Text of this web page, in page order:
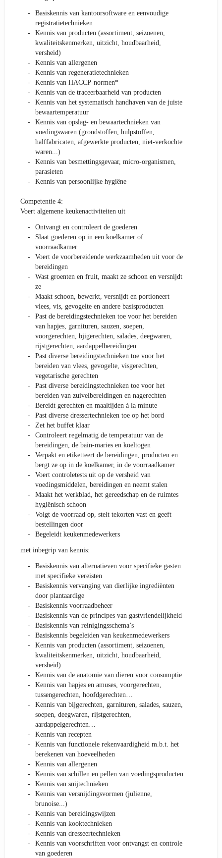
Basiskennis van kantoorsoftware en eenvoudige
registratietechnieken
Kennis van producten (assortiment, seizoenen,
kwaliteitskenmerken, uitzicht, houdbaarheid,
versheid)
Kennis van allergenen
Kennis van regeneratietechnieken
Kennis van HACCP-normen*
Kennis van de traceerbaarheid van producten
Kennis van het systematisch handhaven van de juiste
bewaartemperatuur
Kennis van opslag- en bewaartechnieken van
voedingswaren (grondstoffen, hulpstoffen,
halffabricaten, afgewerkte producten, niet-verkochte
waren...)
Kennis van besmettingsgevaar, micro-organismen,
parasieten
Kennis van persoonlijke hygiëne
Competentie 4:
Voert algemene keukenactiviteiten uit
Ontvangt en controleert de goederen
Slaat goederen op in een koelkamer of
voorraadkamer
Voert de voorbereidende werkzaamheden uit voor de
bereidingen
Wast groenten en fruit, maakt ze schoon en versnijdt
ze
Maakt schoon, bewerkt, versnijdt en portioneert
vlees, vis, gevogelte en andere basisproducten
Past de bereidingstechnieken toe voor het bereiden
van hapjes, garnituren, sauzen, soepen,
voorgerechten, bjigerechten, salades, deegwaren,
rijstgerechten, aardappelbereidingen
Past diverse bereidingstechnieken toe voor het
bereiden van vlees, gevogelte, visgerechten,
vegetarische gerechten
Past diverse bereidingstechnieken toe voor het
bereiden van zuivelbereidingen en nagerechten
Bereidt gerechten en maaltijden à la minute
Past diverse dressertechnieken toe op het bord
Zet het buffet klaar
Controleert regelmatig de temperatuur van de
bereidingen, de bain-maries en koeltogen
Verpakt en etiketteert de bereidingen, producten en
bergt ze op in de koelkamer, in de voorraadkamer
Voert controletests uit op de versheid van
voedingsmiddelen, bereidingen en neemt stalen
Maakt het werkblad, het gereedschap en de ruimtes
hygiënisch schoon
Volgt de voorraad op, stelt tekorten vast en geeft
bestellingen door
Begeleidt keukenmedewerkers
met inbegrip van kennis:
Basiskennis van alternatieven voor specifieke gasten
met specifieke vereisten
Basiskennis vervanging van dierlijke ingrediënten
door plantaardige
Basiskennis voorraadbeheer
Basiskennis van de principes van gastvriendelijkheid
Basiskennis van reinigingsschema’s
Basiskennis begeleiden van keukenmedewerkers
Kennis van producten (assortiment, seizoenen,
kwaliteitskenmerken, uitzicht, houdbaarheid,
versheid)
Kennis van de anatomie van dieren voor consumptie
Kennis van hapjes en amuses, voorgerechten,
tussengerechten, hoofdgerechten…
Kennis van bijgerechten, garnituren, salades, sauzen,
soepen, deegwaren, rijstgerechten,
aardappelgerechten…
Kennis van recepten
Kennis van functionele rekenvaardigheid m.b.t. het
berekenen van hoeveelheden
Kennis van allergenen
Kennis van schillen en pellen van voedingsproducten
Kennis van snijtechnieken
Kennis van versnijdingsvormen (julienne,
brunoise...)
Kennis van bereidingswijzen
Kennis van kooktechnieken
Kennis van dresseertechnieken
Kennis van voorschriften voor ontvangst en controle
van goederen